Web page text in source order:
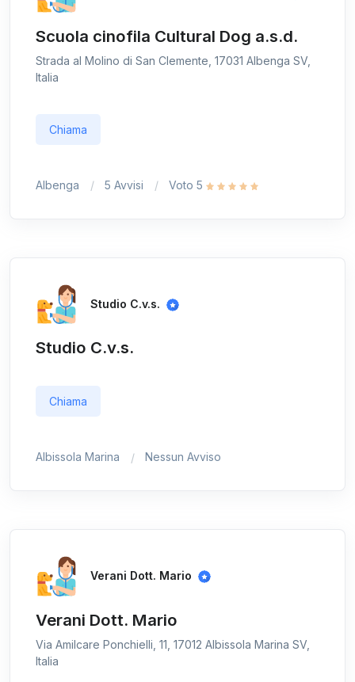
Scuola cinofila Cultural Dog a.s.d.
Strada al Molino di San Clemente, 17031 Albenga SV,
Italia
Chiama
Albenga 5 Avvisi Voto 5
Studio C.v.s.
Studio C.v.s.
Chiama
Albissola Marina Nessun Avviso
Verani Dott. Mario
Verani Dott. Mario
Via Amilcare Ponchielli, 11, 17012 Albissola Marina SV,
Italia